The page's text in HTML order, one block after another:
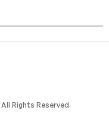
All Rights Reserved.